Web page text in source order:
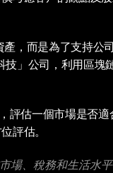
，而是為了支持公
」公司，利用區塊
評估一個市場是否
評估。
場、稅務和生活水